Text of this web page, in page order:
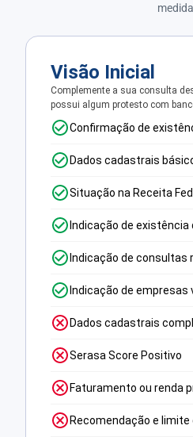
Visão Inicial
Complemente a sua consulta
possui algum protesto com
Confirmação de
Dados cadastrais
Situação na Receita
Indicação de
Indicação de consultas
Indicação de empresas
Dados cadastrais
Serasa Score Positivo
Faturamento ou renda
Recomendação e limite